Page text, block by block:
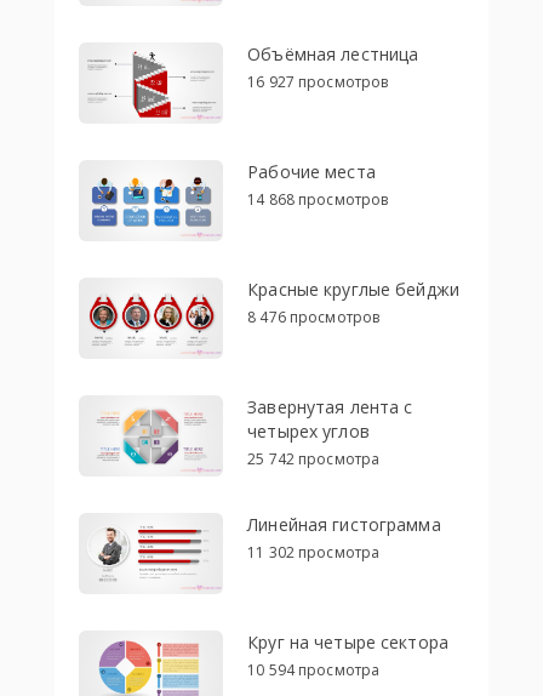
Объёмная лестница
16 927 просмотров
Рабочие места
14 868 просмотров
Красные круглые бейджи
8 476 просмотров
Завернутая лента с
четырех углов
25 742 просмотра
Линейная гистограмма
11 302 просмотра
Круг на четыре сектора
10 594 просмотра